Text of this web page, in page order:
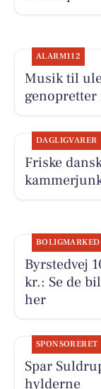
ALARM112
Musik til
genopretter
DAGLIGVARER
Friske
BOLIGMARKED
Byrstedvej
kr.: Se de
her
SPONSORERET
Spar
hylderne